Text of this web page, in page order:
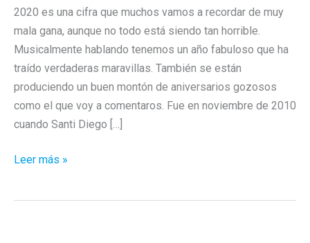
2020 es una cifra que muchos vamos a recordar de muy
mala gana, aunque no todo está siendo tan horrible.
Musicalmente hablando tenemos un año fabuloso que ha
traído verdaderas maravillas. También se están
produciendo un buen montón de aniversarios gozosos
como el que voy a comentaros. Fue en noviembre de 2010
cuando Santi Diego […]
De
Leer más »